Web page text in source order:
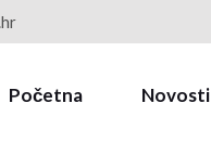
Početna Novosti